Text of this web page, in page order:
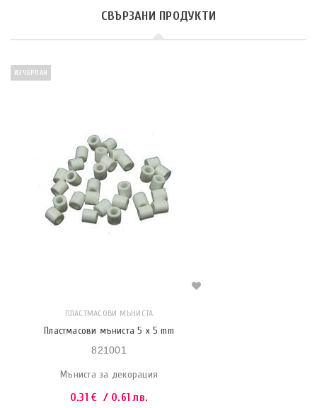
СВЪРЗАНИ ПРОДУКТИ
ИЗЧЕРПАН
ПЛАСТМАСОВИ МЪНИСТА
Пластмасови мъниста 5 x 5 mm
821001
Мъниста за декорация
0.31€ / 0.61 лв.